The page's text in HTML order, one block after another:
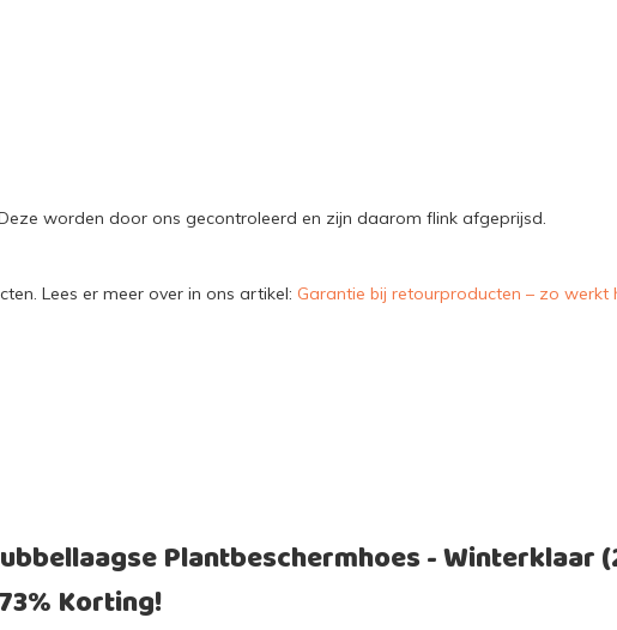
worden door ons gecontroleerd en zijn daarom flink afgeprijsd.
Lees er meer over in ons artikel: Garantie bij retourproducten – zo werkt
Plantbeschermhoes - Winterklaar
Korting!